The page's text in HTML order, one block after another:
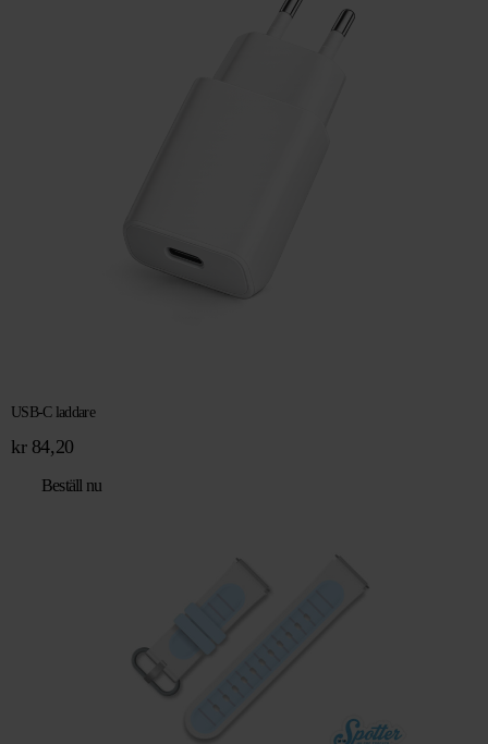
USB-C laddare
kr84,20
Beställ nu